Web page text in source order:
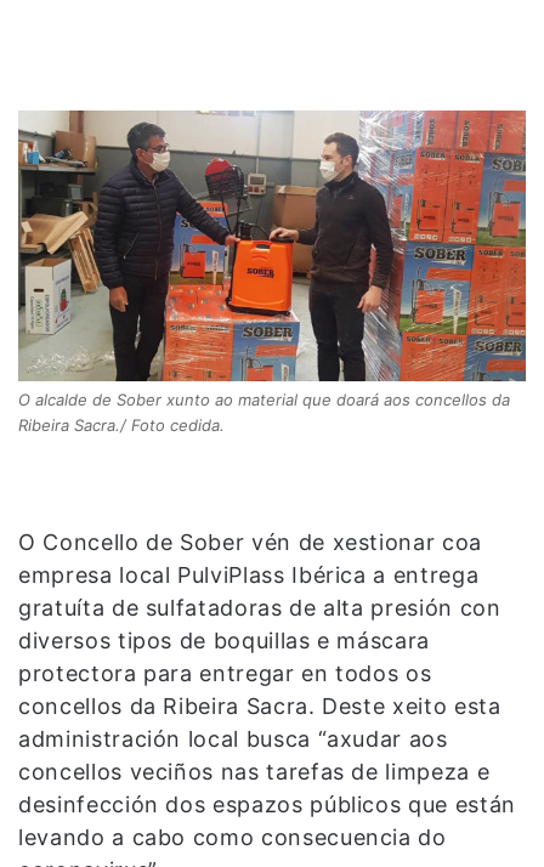
O alcalde de Sober xunto ao material que doará aos concellos da
Ribeira Sacra./ Foto cedida.
O Concello de Sober vén de xestionar coa
empresa local PulviPlass Ibérica a entrega
gratuíta de sulfatadoras de alta presión con
diversos tipos de boquillas e máscara
protectora para entregar en todos os
concellos da Ribeira Sacra. Deste xeito esta
administración local busca “axudar aos
concellos veciños nas tarefas de limpeza e
desinfección dos espazos públicos que están
levando a cabo como consecuencia do